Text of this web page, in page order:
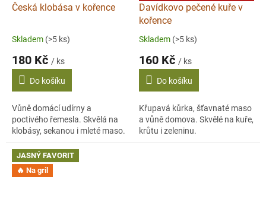
Česká klobása v kořence
Skladem (>5 ks)
180 Kč / ks
Do košíku
Vůně domácí udírny a
poctivého řemesla. Skvělá na
klobásy, sekanou i mleté maso.
Davídkovo pečené kuře v
kořence
Skladem (>5 ks)
160 Kč / ks
Do košíku
Křupavá kůrka, šťavnaté maso
a vůně domova. Skvělé na kuře,
krůtu i zeleninu.
JASNÝ FAVORIT
🔥 Na gril